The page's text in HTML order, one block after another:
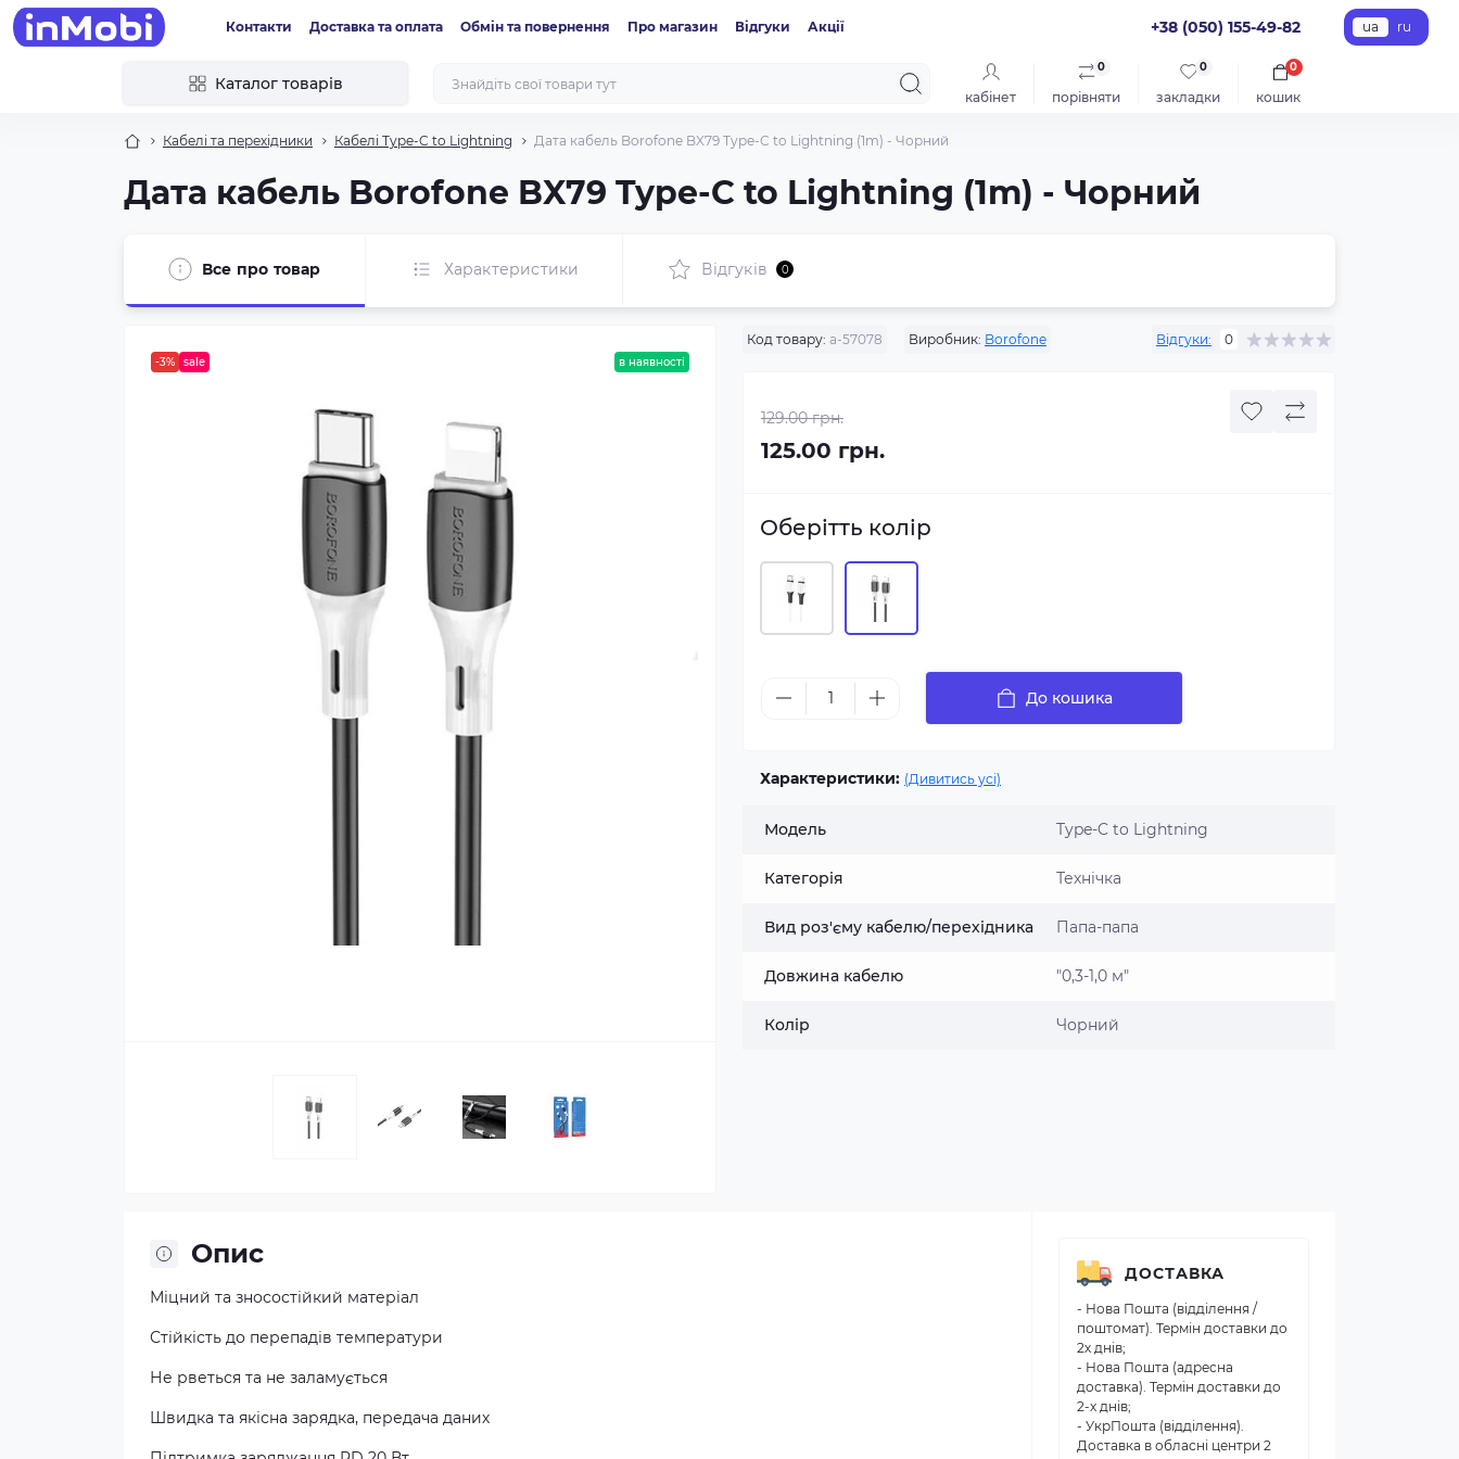
Контакти Доставка та оплата Обмін та повернення Про магазин Відгуки Акції +38 (050) 155-49-82 ua ru
Каталог товарів
кабінет порівняти
0
закладки
0
кошик
0
Кабелі та перехідники Кабелі Type-C to Lightning Дата кабель Borofone BX79 Type-C to Lightning (1m) - Чорний
Дата кабель Borofone BX79 Type-C to Lightning (1m) - Чорний
Все про товар Характеристики Відгуків 0
-3% sale в наявності
Код товару: a-57078 Виробник: Borofone Відгуки: 0
129.00 грн.
125.00 грн.
Оберітть колір
До кошика
Характеристики: (Дивитись усі)
Модель Type-C to Lightning
Категорія Технічка
Вид роз'єму кабелю/перехідника Папа-папа
Довжина кабелю "0,3-1,0 м"
Колір Чорний
Опис
Міцний та зносостійкий матеріал
Стійкість до перепадів температури
Не рветься та не заламується
Швидка та якісна зарядка, передача даних
ДОСТАВКА
- Нова Пошта (відділення /
поштомат). Термін доставки до
2х днів;
- Нова Пошта (адресна
доставка). Термін доставки до
2-х днів;
- УкрПошта (відділення).
Доставка в обласні центри 2